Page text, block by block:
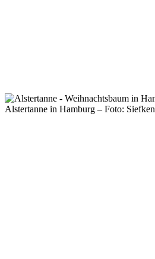
Alstertanne in Hamburg – Foto: Siefken